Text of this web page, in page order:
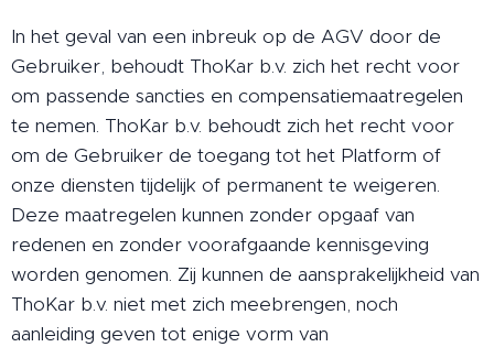
In het geval van een inbreuk op de AGV door de
Gebruiker, behoudt ThoKar b.v. zich het recht voor
om passende sancties en compensatiemaatregelen
te nemen. ThoKar b.v. behoudt zich het recht voor
om de Gebruiker de toegang tot het Platform of
onze diensten tijdelijk of permanent te weigeren.
Deze maatregelen kunnen zonder opgaaf van
redenen en zonder voorafgaande kennisgeving
worden genomen. Zij kunnen de aansprakelijkheid van
ThoKar b.v. niet met zich meebrengen, noch
aanleiding geven tot enige vorm van